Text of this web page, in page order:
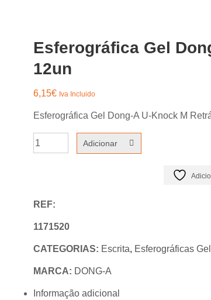
Esferográfica Gel
12un
6,15€ Iva Incluido
Esferográfica Gel Dong-A U-Knock M
Quantidade
de
Dong-
A
Knock
M
Retrátil
Adicionar
REF:
1171520
CATEGORIAS: Escrita, Esferográficas Gel
MARCA: DONG-A
Informação adicional